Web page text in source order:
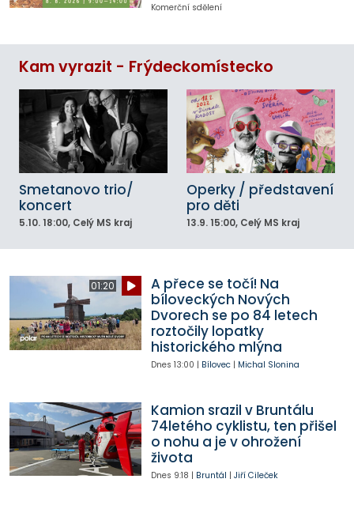
Komerční sdělení
Kam vyrazit - Frýdeckomístecko
Smetanovo trio/
koncert
5.10. 18:00, Celý MS kraj
Operky / představení
pro děti
13.9. 15:00, Celý MS kraj
01:20
A přece se točí! Na
bíloveckých Nových
Dvorech se po 84 letech
roztočily lopatky
historického mlýna
Dnes 13:00 | Bílovec| Michal Slonina
Kamion srazil v Bruntálu
74letého cyklistu, ten přišel
o nohu a je v ohrožení
života
Dnes 9:18 | Bruntál | Jiří Cileček